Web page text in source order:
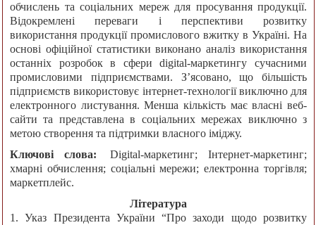
обчислень та соціальних мереж для просування продукції.
Відокремлені переваги і перспективи розвитку
використання продукції промислового вжитку в Україні. На
основі офіційної статистики виконано аналіз використання
останніх розробок в сфери digital-маркетингу сучасними
промисловими підприємствами. З’ясовано, що більшість
підприємств використовує інтернет-технології виключно для
електронного листування. Менша кількість має власні веб-
сайти та представлена в соціальних мережах виключно з
метою створення та підтримки власного іміджу.
Ключові слова:
Digital-маркетинг; Iнтернет-маркетинг;
хмарні обчислення; соціальні мережи; електронна торгівля;
маркетплейс.
Література
1. Указ Президента України “Про заходи щодо розвитку